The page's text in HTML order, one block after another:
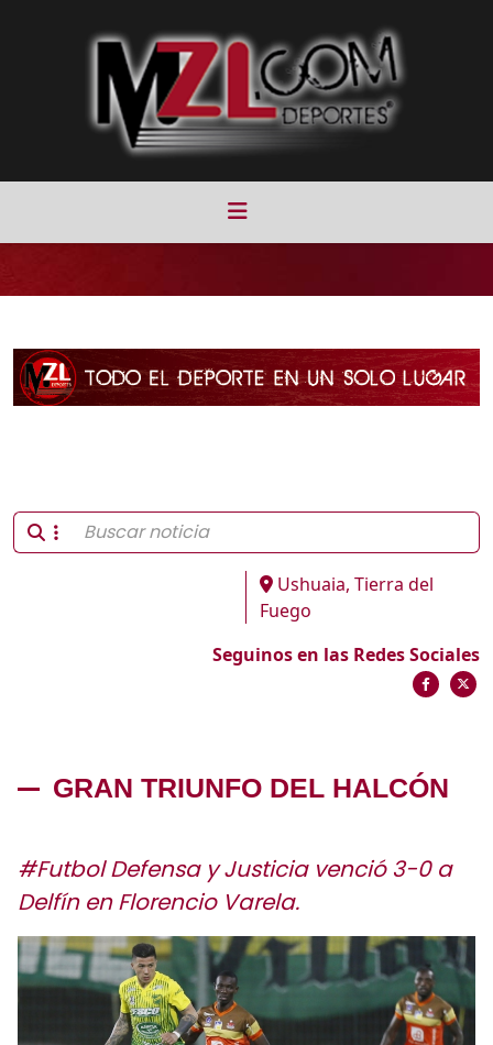
Ushuaia, Tierra del
Fuego
Seguinos en las Redes Sociales
GRAN TRIUNFO DEL HALCÓN
#Futbol Defensa y Justicia venció 3-0 a
Delfín en Florencio Varela.